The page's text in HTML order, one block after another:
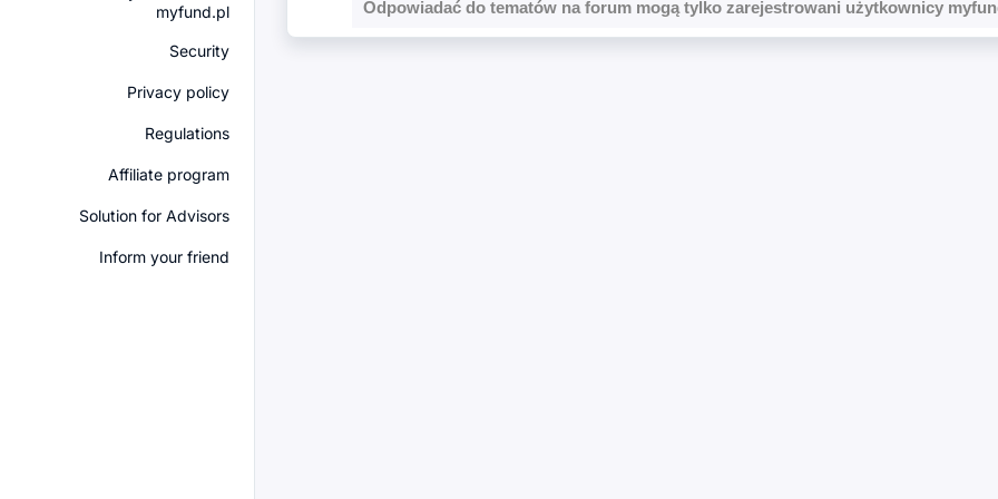
myfund.pl
Security
Privacy policy
Regulations
Affiliate program
Solution for Advisors
Inform your friend
Odpowiadać do tematów na forum mogą tylko zarejestrowani użytkownicy